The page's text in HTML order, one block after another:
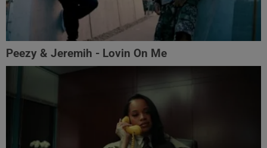
Peezy & Jeremih - Lovin On Me